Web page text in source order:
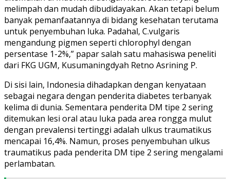
melimpah dan mudah dibudidayakan. Akan tetapi belum
banyak pemanfaatannya di bidang kesehatan terutama
untuk penyembuhan luka. Padahal, C.vulgaris
mengandung pigmen seperti chlorophyl dengan
persentase 1-2%,” papar salah satu mahasiswa peneliti
dari FKG UGM, Kusumaningdyah Retno Asrining P.
Di sisi lain, Indonesia dihadapkan dengan kenyataan
sebagai negara dengan penderita diabetes terbanyak
kelima di dunia. Sementara penderita DM tipe 2 sering
ditemukan lesi oral atau luka pada area rongga mulut
dengan prevalensi tertinggi adalah ulkus traumatikus
mencapai 16,4%. Namun, proses penyembuhan ulkus
traumatikus pada penderita DM tipe 2 sering mengalami
perlambatan.